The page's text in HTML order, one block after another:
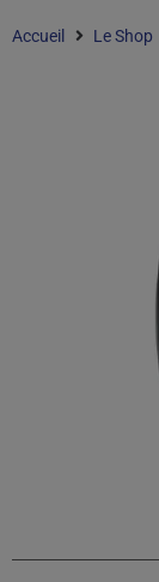
Accueil Le Shop